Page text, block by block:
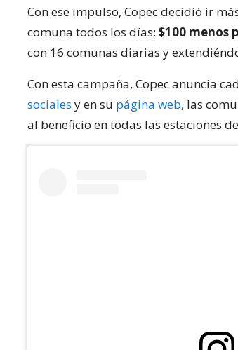
Con ese impulso, Copec decidió ir
comuna todos los días: $100 menos
con 16 comunas diarias y
Con esta campaña, Copec anuncia
sociales y en su página web, las
al beneficio en todas las estaciones